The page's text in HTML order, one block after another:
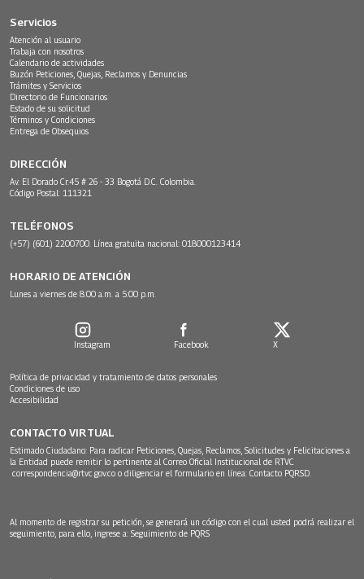
Servicios
Atención al usuario
Trabaja con nosotros
Calendario de actividades
Buzón Peticiones, Quejas, Reclamos y Denuncias
Trámites y Servicios
Directorio de Funcionarios
Estado de su solicitud
Términos y Condiciones
Entrega de Obsequios
DIRECCIÓN
Av. El Dorado Cr.45 # 26 - 33 Bogotá D.C. Colombia.
Código Postal: 111321
TELÉFONOS
(+57) (601) 2200700. Línea gratuita nacional: 018000123414
HORARIO DE ATENCIÓN
Lunes a viernes de 8:00 a.m. a 5:00 p.m.
Instagram Facebook X
Política de privacidad y tratamiento de datos personales
Condiciones de uso
Accesibilidad
CONTACTO VIRTUAL
Estimado Ciudadano: Para radicar Peticiones, Quejas, Reclamos, Solicitudes y Felicitaciones a
la Entidad puede remitir lo pertinente al Correo Oficial Institucional de RTVC
correspondencia@rtvc.gov.co o diligenciar el formulario en línea: Contacto PQRSD.
Al momento de registrar su petición, se generará un código con el cual usted podrá realizar el
seguimiento, para ello, ingrese a: Seguimiento de PQRS